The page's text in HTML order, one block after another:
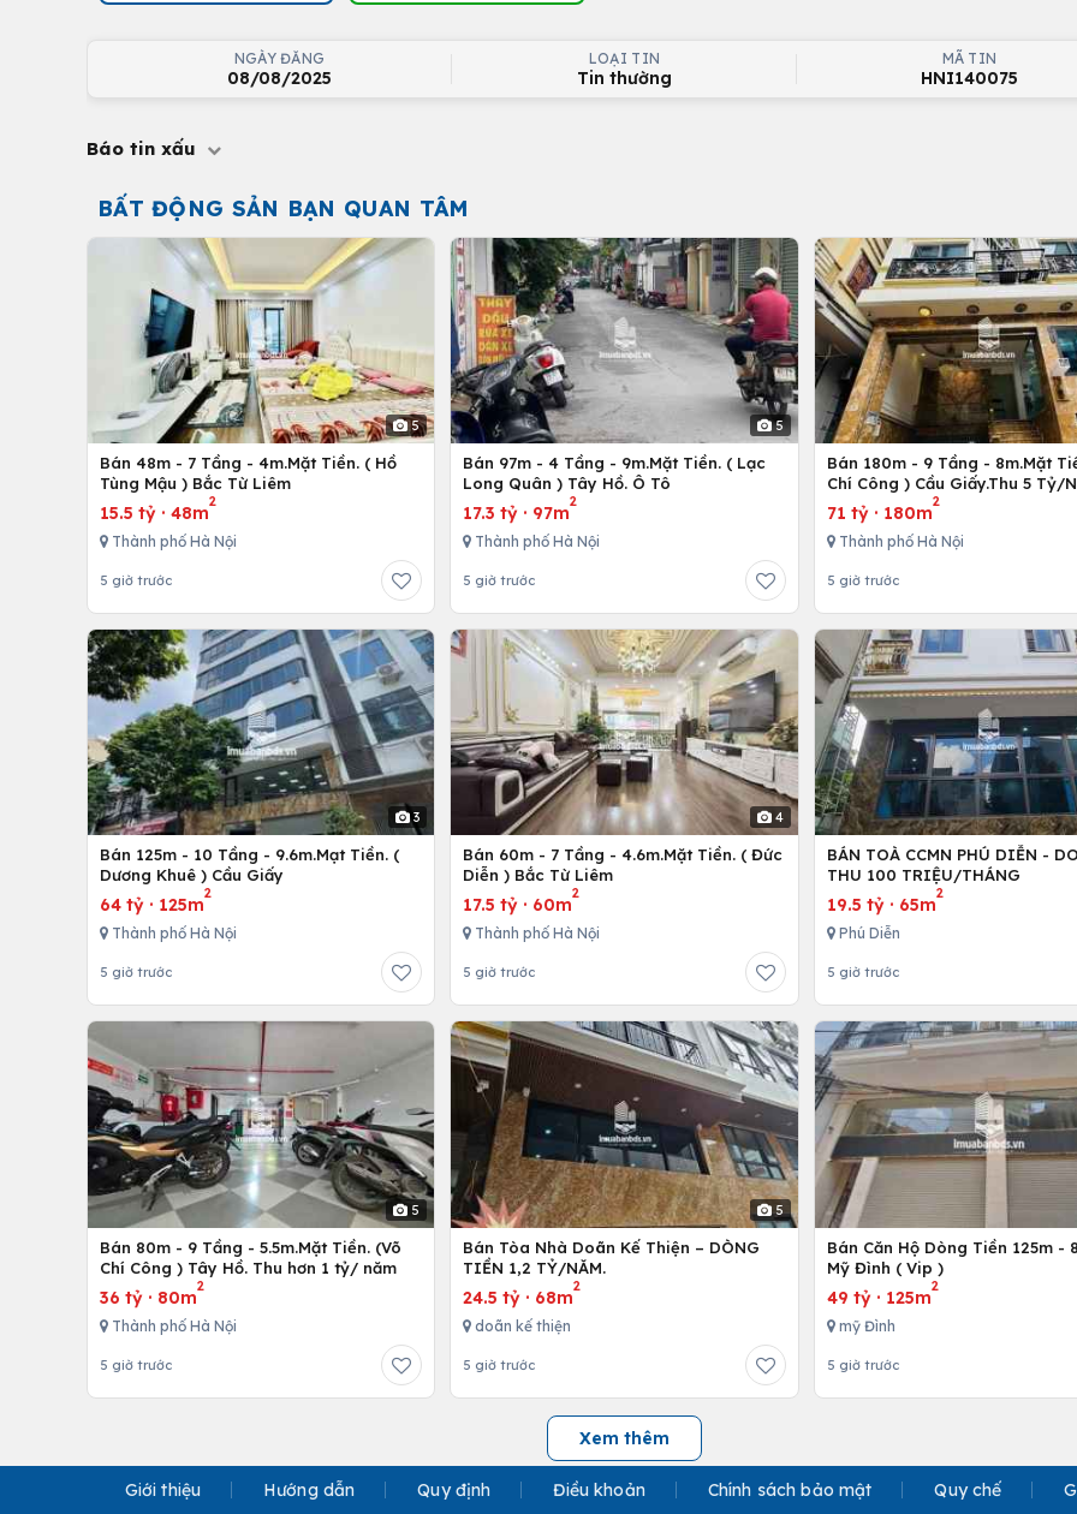
NGÀY ĐĂNG
08/08/2025
LOẠI TIN
Tin thường
MÃ TIN
HNI140075
Báo tin xấu
BẤT ĐỘNG SẢN BẠN QUAN TÂM
5
Bán 48m - 7 Tầng - 4m.Mặt Tiền. ( Hồ
Tùng Mậu ) Bắc Từ Liêm
15.5 tỷ · 48m
2
Thành phố Hà Nội
5 giờ trước
5
Bán 97m - 4 Tầng - 9m.Mặt Tiền. ( Lạc
Long Quân ) Tây Hồ. Ô Tô
17.3 tỷ · 97m
2
Thành phố Hà Nội
5 giờ trước
Bán 180m - 9 Tầng - 8m.Mặt
Chí Công ) Cầu Giấy.Thu 5 Tỷ/
71 tỷ· 180m
2
Thành phố Hà Nội
5 giờ trước
3
Bán 125m - 10 Tầng - 9.6m.Mạt Tiền. (
Dương Khuê ) Cầu Giấy
64 tỷ · 125m
2
Thành phố Hà Nội
5 giờ trước
4
Bán 60m - 7 Tầng - 4.6m.Mặt Tiền. ( Đức
Diễn ) Bắc Từ Liêm
17.5 tỷ · 60m
2
Thành phố Hà Nội
5 giờ trước
BÁN TOÀ CCMN PHÚ DIỄN -
THU 100 TRIỆU/THÁNG
19.5 tỷ· 65m
2
Phú Diễn
5 giờ trước
5
Bán 80m - 9 Tầng - 5.5m.Mặt Tiền. (Võ
Chí Công ) Tây Hồ. Thu hơn 1 tỷ/ năm
36 tỷ · 80m
2
Thành phố Hà Nội
5 giờ trước
5
Bán Tòa Nhà Doãn Kế Thiện – DÒNG
TIỀN 1,2 TỶ/NĂM.
24.5 tỷ · 68m
2
doãn kế thiện
5 giờ trước
Bán Căn Hộ Dòng Tiền 125m -
Mỹ Đình ( Vip )
49 tỷ· 125m
2
mỹ Đình
5 giờ trước
Xem thêm
Giới thiệu Hướng dẫn Quy định Điều khoản Chính sách bảo mật Quy chế